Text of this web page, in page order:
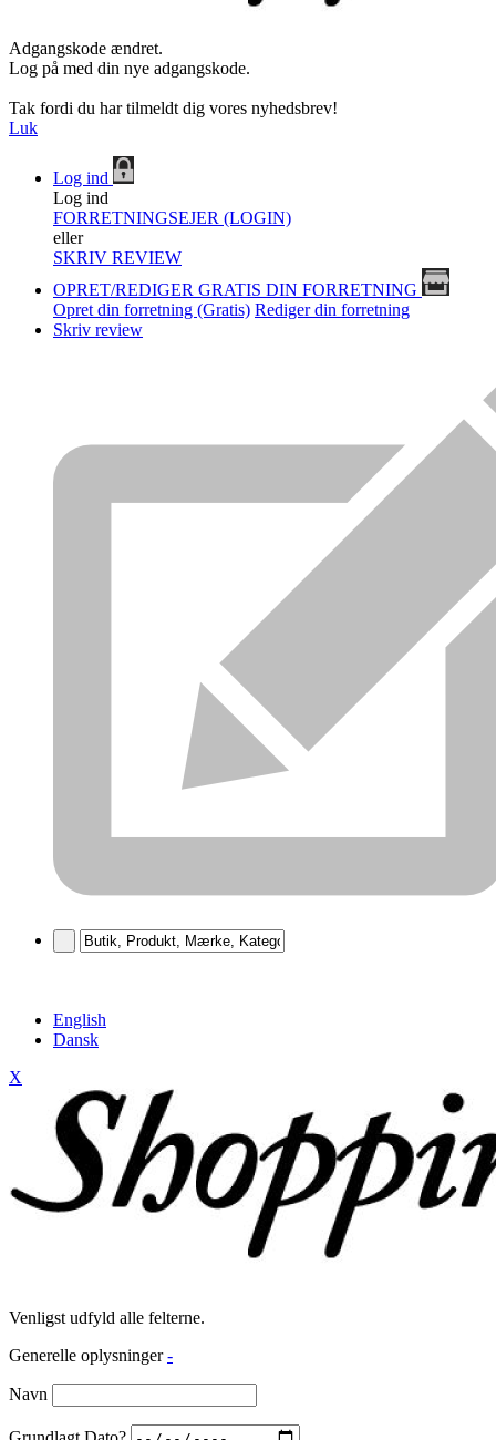
Adgangskode ændret.
Log på med din nye adgangskode.
Tak fordi du har tilmeldt dig vores nyhedsbrev!
Luk
Log ind
Log ind
FORRETNINGSEJER (LOGIN)
eller
SKRIV REVIEW
OPRET/REDIGER GRATIS DIN FORRETNING
Opret din forretning (Gratis) Rediger din forretning
Skriv review
English
Dansk
X
Venligst udfyld alle felterne.
Generelle oplysninger -
Navn